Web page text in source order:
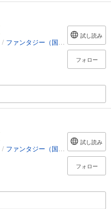
/ ファンタジー（国内）
試し読み
フォロー
/ ファンタジー（国内）
試し読み
フォロー